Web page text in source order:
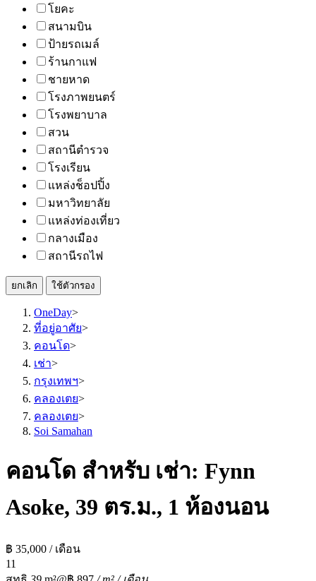
โยคะ
สนามบิน
ป้ายรถเมล์
ร้านกาแฟ
ชายหาด
โรงภาพยนตร์
โรงพยาบาล
สวน
สถานีตำรวจ
โรงเรียน
แหล่งช็อปปิ้ง
มหาวิทยาลัย
แหล่งท่องเที่ยว
กลางเมือง
สถานีรถไฟ
ยกเลิก ใช้ตัวกรอง
OneDay>
ที่อยู่อาศัย>
คอนโด>
เช่า>
กรุงเทพฯ>
คลองเตย>
คลองเตย>
Soi Samahan
คอนโด สำหรับ เช่า: Fynn
Asoke, 39 ตร.ม., 1 ห้องนอน
฿ 35,000 / เดือน
11